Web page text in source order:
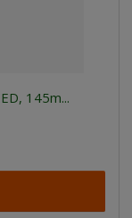
145m...